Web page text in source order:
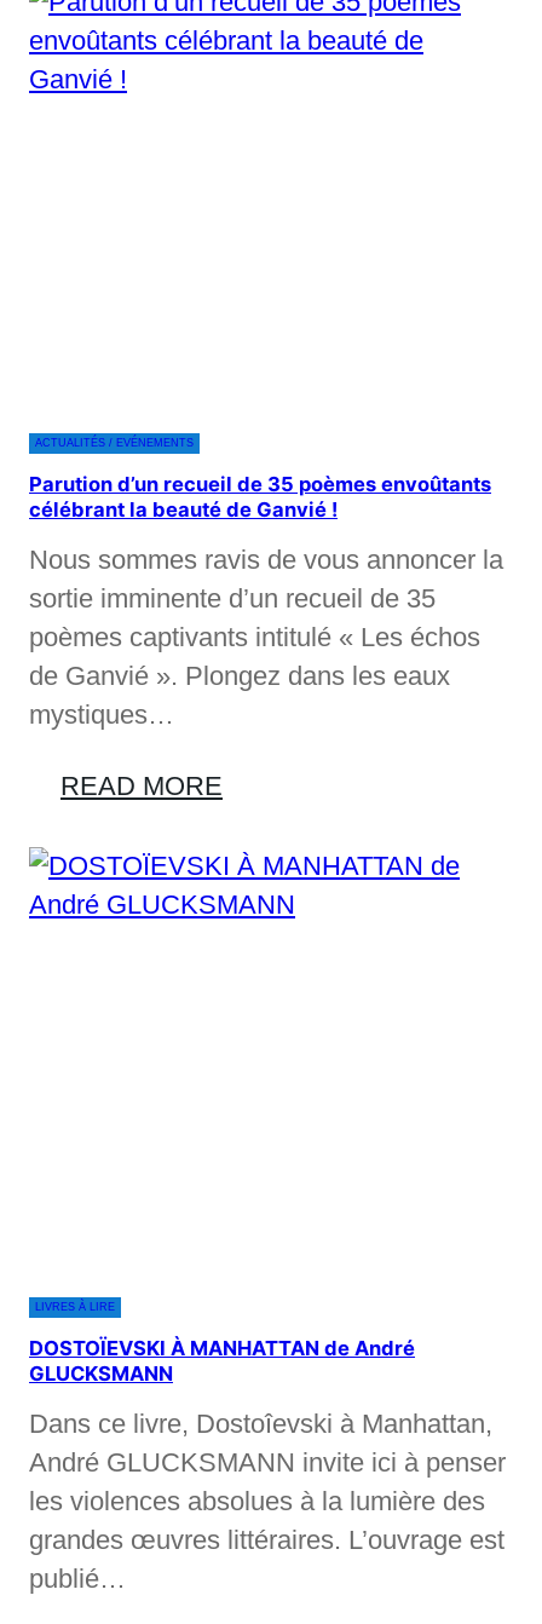
ACTUALITÉS / EVÉNEMENTS
Parution d’un recueil de 35 poèmes envoûtants
célébrant la beauté de Ganvié !
Nous sommes ravis de vous annoncer la
sortie imminente d’un recueil de 35
poèmes captivants intitulé « Les échos
de Ganvié ». Plongez dans les eaux
mystiques…
READ MORE
LIVRES À LIRE
DOSTOÏEVSKI À MANHATTAN de André
GLUCKSMANN
Dans ce livre, Dostoîevski à Manhattan,
André GLUCKSMANN invite ici à penser
les violences absolues à la lumière des
grandes œuvres littéraires. L’ouvrage est
publié…